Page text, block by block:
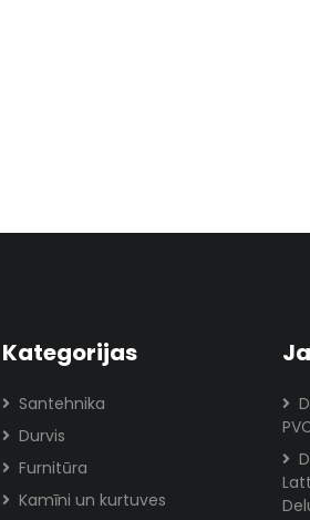
Kategorijas
Santehnika
Durvis
Furnitūra
Kamīni un kurtuves